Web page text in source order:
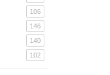
106
146
140
102